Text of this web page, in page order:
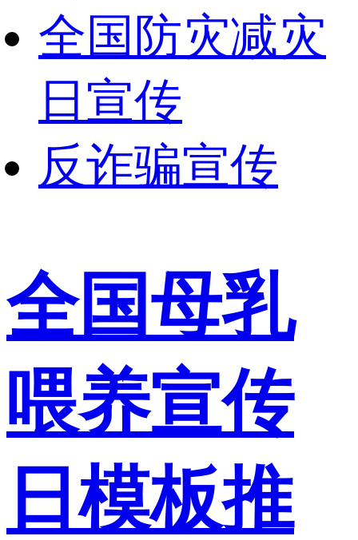
全国防灾减灾
日宣传
反诈骗宣传
全国母乳
喂养宣传
日模板推